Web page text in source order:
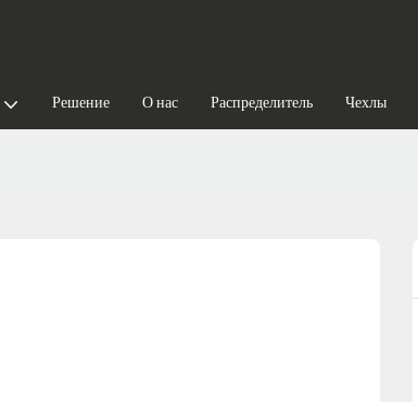
Решение О нас Распределитель Чехлы